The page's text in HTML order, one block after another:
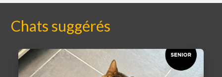
Chats suggérés